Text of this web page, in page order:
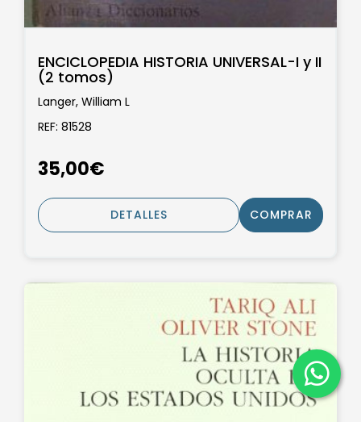
ENCICLOPEDIA HISTORIA UNIVERSAL-I y II
(2 tomos)
Langer, William L
REF: 81528
35,00€
DETALLES COMPRAR